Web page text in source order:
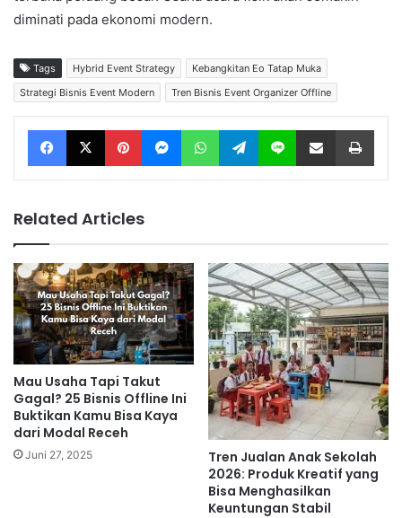
diminati pada ekonomi modern.
Tags Hybrid Event Strategy
Kebangkitan Eo Tatap Muka
Strategi Bisnis Event Modern
Tren Bisnis Event Organizer Offline
Facebook X Pinterest Messenger WhatsApp Telegram Line Share via Email
Related Articles
Mau Usaha Tapi Takut
Gagal? 25 Bisnis Offline Ini
Buktikan Kamu Bisa Kaya
dari Modal Receh
Juni 27, 2025
Tren Jualan Anak Sekolah
2026: Produk Kreatif yang
Bisa Menghasilkan
Keuntungan Stabil